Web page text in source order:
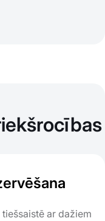
ar dažiem